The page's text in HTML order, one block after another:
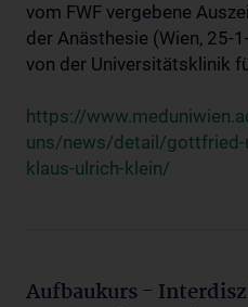
vom FWF vergebene
der Anästhesie (Wien, 25-
von der Universitätsklinik
https://
uns/news/detail/gottfried-
klaus-ulrich-klein/
Aufbaukurs -